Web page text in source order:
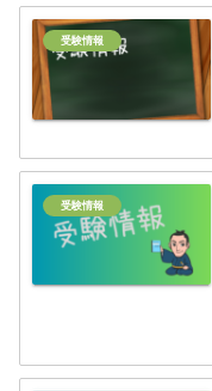
受験情報
受験情報